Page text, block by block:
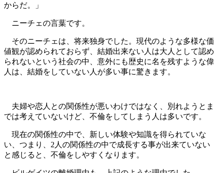
からだ。」
ニーチェの言葉です。
そのニーチェは、将来独身でした。現代のような多様な価
値観が認められておらず、結婚出来ない人は大人として認め
られないという社会の中、意外にも歴史に名を残すような偉
人は、結婚をしていない人が多い事に驚きます。
夫婦や恋人との関係性が悪いわけではなく、別れようとま
では考えていないけど、不倫をしてしまう人は多いです。
現在の関係性の中で、新しい体験や知識を得られていな
い、つまり、2人の関係性の中で成長する事が出来ていない
と感じると、不倫をしやすくなります。